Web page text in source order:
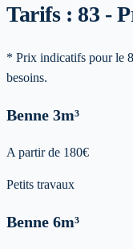
Tarifs : 83 -
* Prix indicatifs pour le
besoins.
Benne 3m³
A partir de 180€
Petits travaux
Benne 6m³